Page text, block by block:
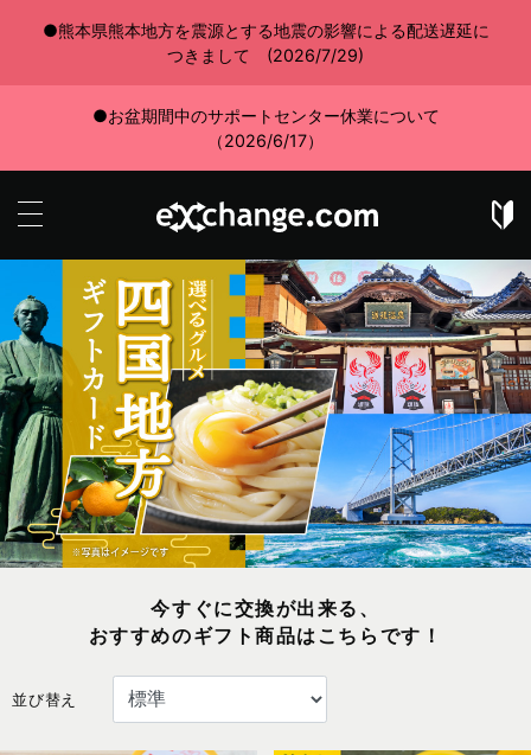
●熊本県熊本地方を震源とする地震の影響による配送遅延に
つきまして (2026/7/29)
●お盆期間中のサポートセンター休業について
（2026/6/17）
今すぐに交換が出来る、
おすすめのギフト商品はこちらです！
並び替え